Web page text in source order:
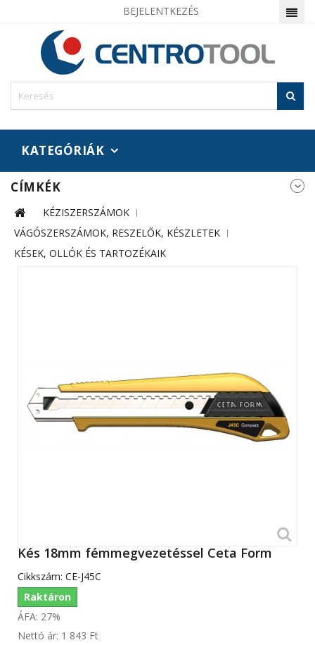
BEJELENTKEZÉS
KATEGÓRIÁK
CÍMKÉK
KÉZISZERSZÁMOK
VÁGÓSZERSZÁMOK, RESZELŐK, KÉSZLETEK
KÉSEK, OLLÓK ÉS TARTOZÉKAIK
Kés 18mm fémmegvezetéssel Ceta Form
Cikkszám: CE-J45C
Raktáron
ÁFA: 27%
Nettó ár: 1 843 Ft‎